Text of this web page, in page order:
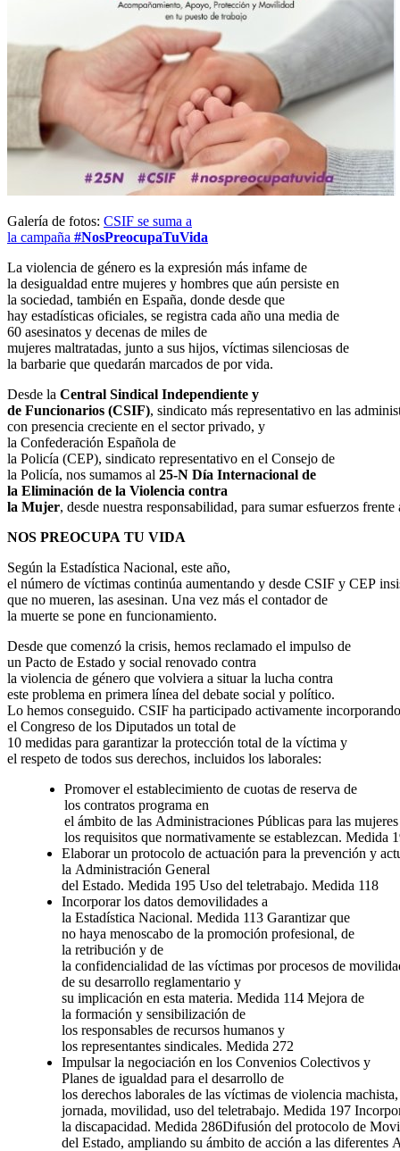
Galería de fotos: CSIF se suma a
la campaña #NosPreocupaTuVida
La violencia de género es la expresión más infame de
la desigualdad entre mujeres y hombres que aún persiste en
la sociedad, también en España, donde desde que
hay estadísticas oficiales, se registra cada año una media de
60 asesinatos y decenas de miles de
mujeres maltratadas, junto a sus hijos, víctimas silenciosas de
la barbarie que quedarán marcados de por vida.
Desde la Central Sindical Independiente y
de Funcionarios (CSIF), sindicato más representativo en las
con presencia creciente en el sector privado, y
la Confederación Española de
la Policía (CEP), sindicato representativo en el Consejo de
la Policía, nos sumamos al 25-N Día Internacional de
la Eliminación de la Violencia contra
la Mujer, desde nuestra responsabilidad, para sumar esfuerzos frente
NOS PREOCUPA TU VIDA
Según la Estadística Nacional, este año,
el número de víctimas continúa aumentando y desde CSIF y CEP
que no mueren, las asesinan. Una vez más el contador de
la muerte se pone en funcionamiento.
Desde que comenzó la crisis, hemos reclamado el impulso de
un Pacto de Estado y social renovado contra
la violencia de género que volviera a situar la lucha contra
este problema en primera línea del debate social y político.
Lo hemos conseguido. CSIF ha participado activamente
el Congreso de los Diputados un total de
10 medidas para garantizar la protección total de la víctima y
el respeto de todos sus derechos, incluidos los laborales:
Promover el establecimiento de cuotas de reserva de
los contratos programa en
el ámbito de las Administraciones Públicas para las
los requisitos que normativamente se establezcan. Medida
Elaborar un protocolo de actuación para la prevención y
la Administración General
del Estado. Medida 195 Uso del teletrabajo. Medida 118
Incorporar los datos demovilidades a
la Estadística Nacional. Medida 113 Garantizar que
no haya menoscabo de la promoción profesional, de
la retribución y de
la confidencialidad de las víctimas por procesos de
de su desarrollo reglamentario y
su implicación en esta materia. Medida 114 Mejora de
la formación y sensibilización de
los responsables de recursos humanos y
los representantes sindicales. Medida 272
Impulsar la negociación en los Convenios Colectivos y
Planes de igualdad para el desarrollo de
los derechos laborales de las víctimas de violencia
jornada, movilidad, uso del teletrabajo. Medida 197
la discapacidad. Medida 286Difusión del protocolo de
del Estado, ampliando su ámbito de acción a las